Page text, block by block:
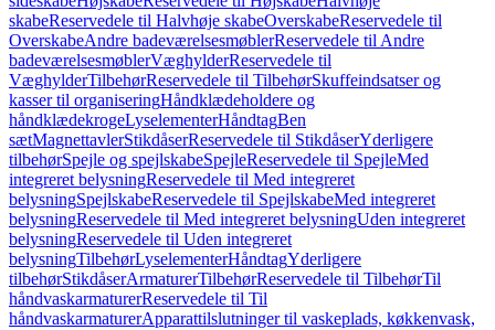
skabeReservedele til Halvhøje skabeOverskabeReservedele til
OverskabeAndre badeværelsesmøblerReservedele til Andre
badeværelsesmøblerVæghylderReservedele til
VæghylderTilbehørReservedele til TilbehørSkuffeindsatser og
kasser til organiseringHåndklædeholdere og
håndklædekrogeLyselementerHåndtagBen
sætMagnettavlerStikdåserReservedele til StikdåserYderligere
tilbehørSpejle og spejlskabeSpejleReservedele til SpejleMed
integreret belysningReservedele til Med integreret
belysningSpejlskabeReservedele til SpejlskabeMed integreret
belysningReservedele til Med integreret belysningUden integreret
belysningReservedele til Uden integreret
belysningTilbehørLyselementerHåndtagYderligere
tilbehørStikdåserArmaturerTilbehørReservedele til TilbehørTil
håndvaskarmaturerReservedele til Til
håndvaskarmaturerApparattilslutninger til vaskeplads, køkkenvask,